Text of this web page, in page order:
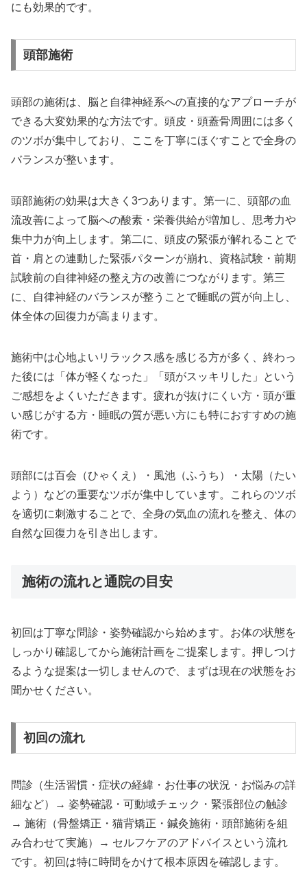
にも効果的です。
頭部施術
頭部の施術は、脳と自律神経系への直接的なアプローチが
できる大変効果的な方法です。頭皮・頭蓋骨周囲には多く
のツボが集中しており、ここを丁寧にほぐすことで全身の
バランスが整います。
頭部施術の効果は大きく3つあります。第一に、頭部の血
流改善によって脳への酸素・栄養供給が増加し、思考力や
集中力が向上します。第二に、頭皮の緊張が解れることで
首・肩との連動した緊張パターンが崩れ、資格試験・前期
試験前の自律神経の整え方の改善につながります。第三
に、自律神経のバランスが整うことで睡眠の質が向上し、
体全体の回復力が高まります。
施術中は心地よいリラックス感を感じる方が多く、終わっ
た後には「体が軽くなった」「頭がスッキリした」という
ご感想をよくいただきます。疲れが抜けにくい方・頭が重
い感じがする方・睡眠の質が悪い方にも特におすすめの施
術です。
頭部には百会（ひゃくえ）・風池（ふうち）・太陽（たい
よう）などの重要なツボが集中しています。これらのツボ
を適切に刺激することで、全身の気血の流れを整え、体の
自然な回復力を引き出します。
施術の流れと通院の目安
初回は丁寧な問診・姿勢確認から始めます。お体の状態を
しっかり確認してから施術計画をご提案します。押しつけ
るような提案は一切しませんので、まずは現在の状態をお
聞かせください。
初回の流れ
問診（生活習慣・症状の経緯・お仕事の状況・お悩みの詳
細など）→ 姿勢確認・可動域チェック・緊張部位の触診
→ 施術（骨盤矯正・猫背矯正・鍼灸施術・頭部施術を組
み合わせて実施）→ セルフケアのアドバイスという流れ
です。初回は特に時間をかけて根本原因を確認します。